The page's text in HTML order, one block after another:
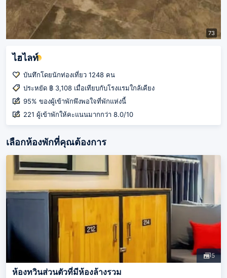
73
ไฮไลท์
บันทึกโดยนักท่องเที่ยว 1248 คน
ประหยัด ฿ 3,108 เมื่อเทียบกับโรงแรมใกล้เคียง
95% ของผู้เข้าพักพึงพอใจที่พักแห่งนี้
221 ผู้เข้าพักให้คะแนนมากกว่า 8.0/10
เลือกห้องพักที่คุณต้องการ
5
ห้องทวินส่วนตัวที่มีห้องล้างรวม